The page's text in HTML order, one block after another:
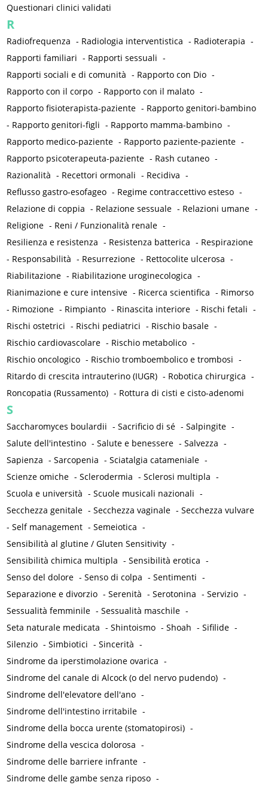
Questionari clinici validati
R
Radiofrequenza - Radiologia interventistica - Radioterapia -
Rapporti familiari - Rapporti sessuali -
Rapporti sociali e di comunità - Rapporto con Dio -
Rapporto con il corpo - Rapporto con il malato -
Rapporto fisioterapista-paziente - Rapporto genitori-bambino
- Rapporto genitori-figli - Rapporto mamma-bambino -
Rapporto medico-paziente - Rapporto paziente-paziente -
Rapporto psicoterapeuta-paziente - Rash cutaneo -
Razionalità - Recettori ormonali - Recidiva -
Reflusso gastro-esofageo - Regime contraccettivo esteso -
Relazione di coppia - Relazione sessuale - Relazioni umane -
Religione - Reni / Funzionalità renale -
Resilienza e resistenza - Resistenza batterica - Respirazione
- Responsabilità - Resurrezione - Rettocolite ulcerosa -
Riabilitazione - Riabilitazione uroginecologica -
Rianimazione e cure intensive - Ricerca scientifica - Rimorso
- Rimozione - Rimpianto - Rinascita interiore - Rischi fetali -
Rischi ostetrici - Rischi pediatrici - Rischio basale -
Rischio cardiovascolare - Rischio metabolico -
Rischio oncologico - Rischio tromboembolico e trombosi -
Ritardo di crescita intrauterino (IUGR) - Robotica chirurgica -
Roncopatia (Russamento) - Rottura di cisti e cisto-adenomi
S
Saccharomyces boulardii -Sacrificio di sé -Salpingite -
Salute dell'intestino -Salute e benessere -Salvezza -
Sapienza -Sarcopenia -Sciatalgia catameniale -
Scienze omiche -Sclerodermia -Sclerosi multipla -
Scuola e università -Scuole musicali nazionali -
Secchezza genitale -Secchezza vaginale -Secchezza vulvare
-Self management -Semeiotica -
Sensibilità al glutine / Gluten Sensitivity -
Sensibilità chimica multipla -Sensibilità erotica -
Senso del dolore -Senso di colpa -Sentimenti -
Separazione e divorzio -Serenità -Serotonina -Servizio -
Sessualità femminile -Sessualità maschile -
Seta naturale medicata -Shintoismo -Shoah -Sifilide -
Silenzio -Simbiotici -Sincerità -
Sindrome da iperstimolazione ovarica -
Sindrome del canale di Alcock (o del nervo pudendo) -
Sindrome dell'elevatore dell'ano -
Sindrome dell'intestino irritabile -
Sindrome della bocca urente (stomatopirosi) -
Sindrome della vescica dolorosa -
Sindrome delle barriere infrante -
Sindrome delle gambe senza riposo -